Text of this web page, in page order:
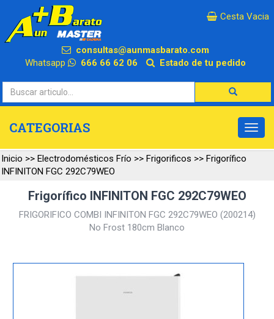
×
Cesta Vacia
consultas@aunmasbarato.com
Whatsapp
666 66 62 06 Estado de tu pedido
CATEGORIAS
Inicio >> Electrodomésticos Frío >> Frigorificos >> Frigorífico
INFINITON FGC 292C79WEO
Frigorífico INFINITON FGC 292C79WEO
FRIGORIFICO COMBI INFINITON FGC 292C79WEO (200214)
No Frost 180cm Blanco